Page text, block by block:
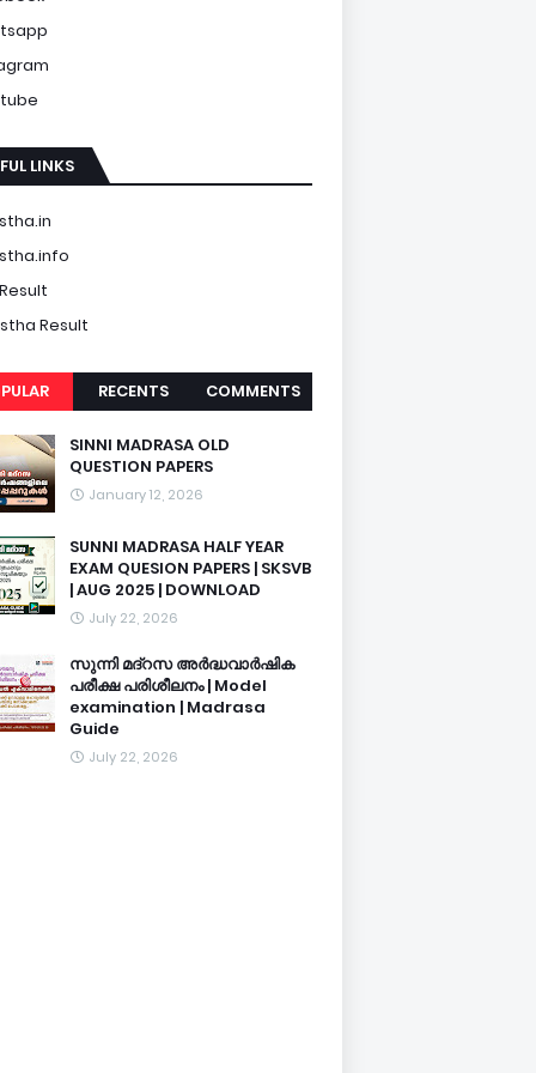
LINKS
Result
RECENTS COMMENTS
SINNI MADRASA OLD
QUESTION PAPERS
January 12, 2026
SUNNI MADRASA HALF YEAR
EXAM QUESION PAPERS | SKSVB
| AUG 2025 | DOWNLOAD
July 22, 2026
സുന്നി മദ്റസ അർദ്ധവാർഷിക
പരീക്ഷ പരിശീലനം | Model
examination | Madrasa
Guide
July 22, 2026